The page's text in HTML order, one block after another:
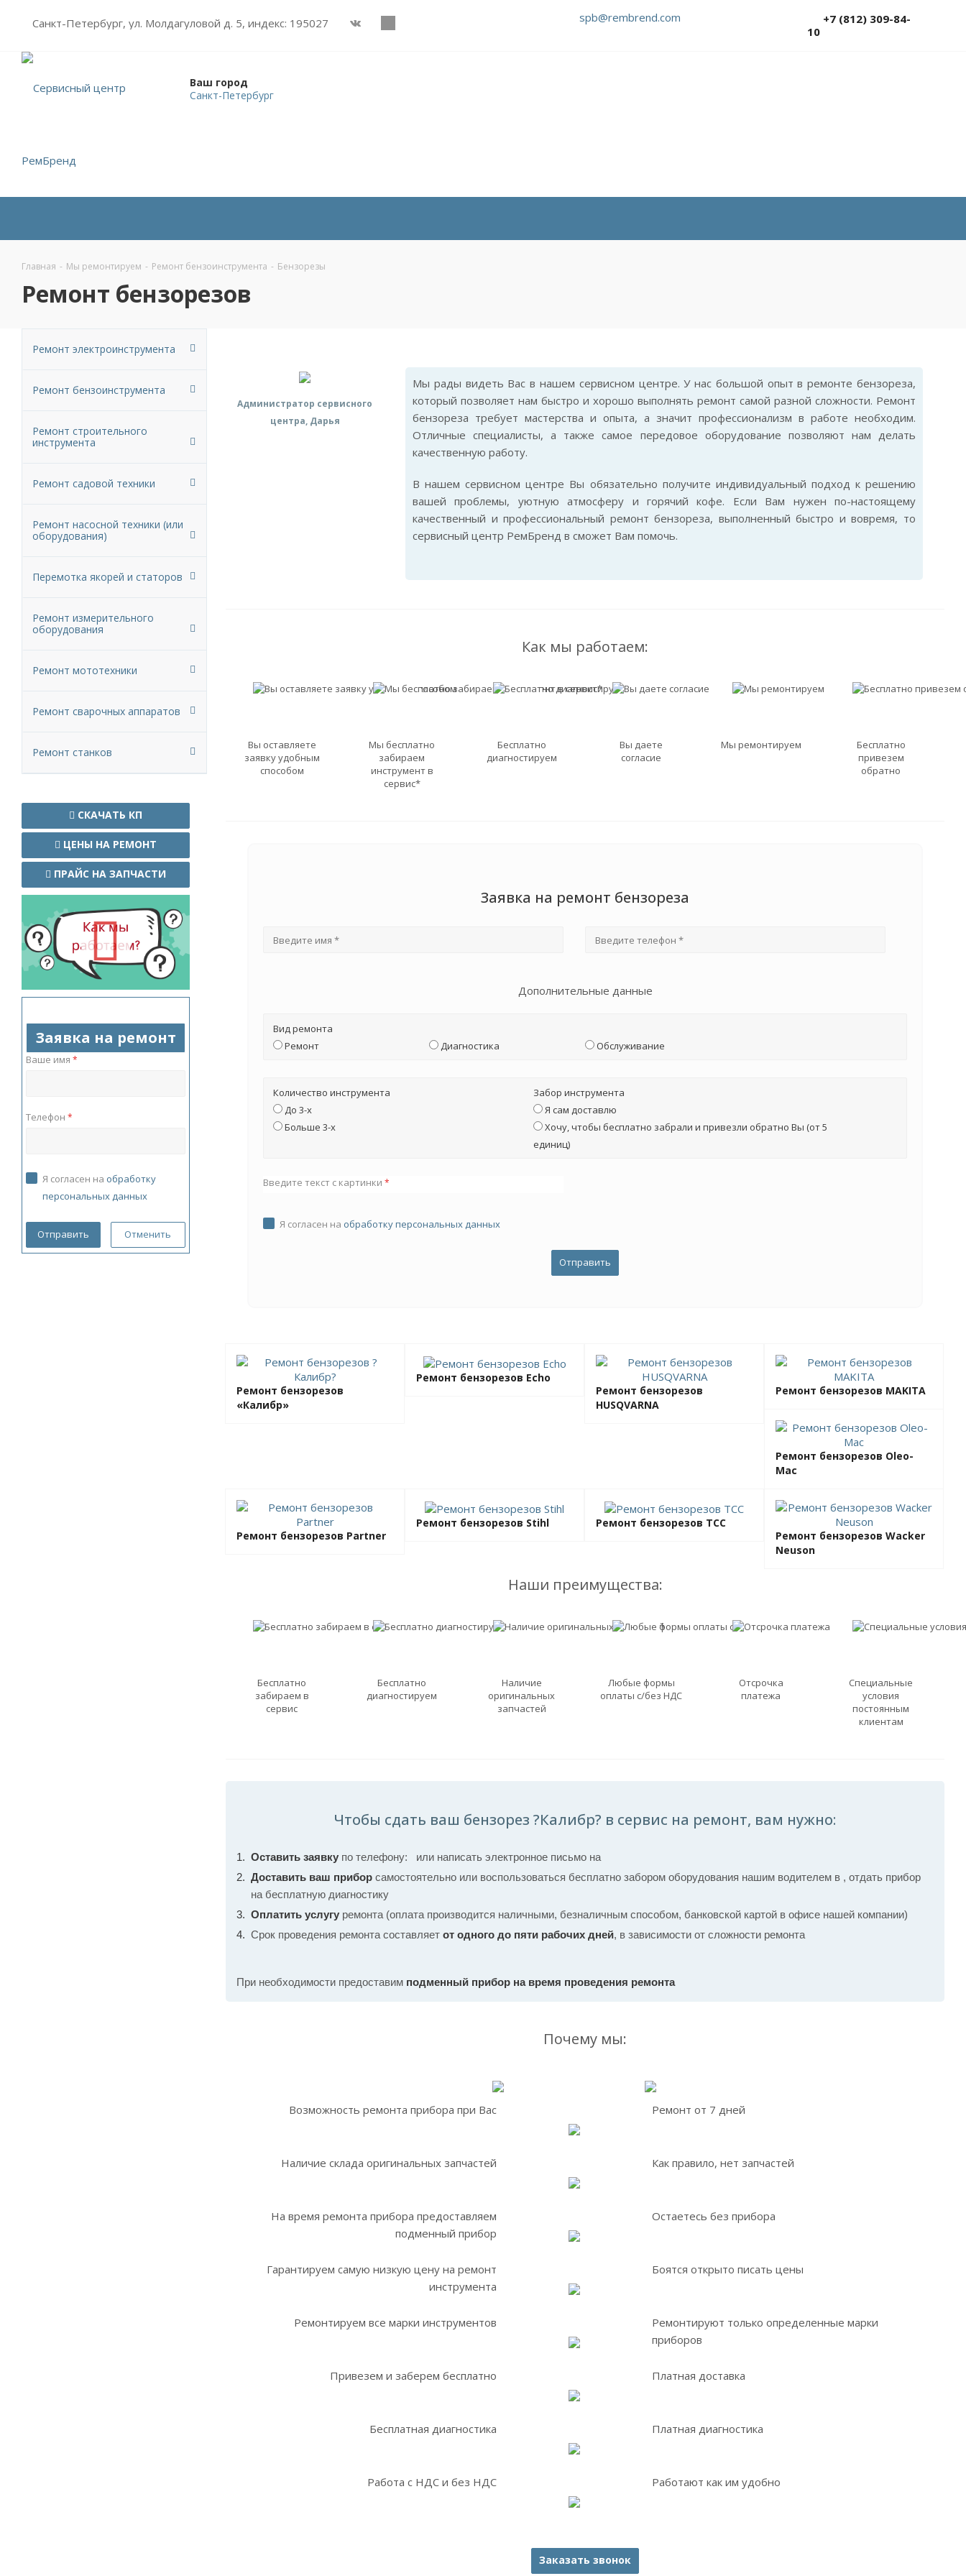
Санкт-Петербург, ул. Молдагуловой д. 5, индекс: 195027 spb@rembrend.com
+7 (812) 309-84-
10
Ваш город
Санкт-Петербург
Главная - Мы ремонтируем - Ремонт бензоинструмента - Бензорезы
Ремонт бензорезов
Администратор сервисного
центра, Дарья
Мы рады видеть Вас в нашем сервисном центре. У нас большой опыт в ремонте бензореза,
который позволяет нам быстро и хорошо выполнять ремонт самой разной сложности. Ремонт
бензореза требует мастерства и опыта, а значит профессионализм в работе необходим.
Отличные специалисты, а также самое передовое оборудование позволяют нам делать
качественную работу.
В нашем сервисном центре Вы обязательно получите индивидуальный подход к решению
вашей проблемы, уютную атмосферу и горячий кофе. Если Вам нужен по-настоящему
качественный и профессиональный ремонт бензореза, выполненный быстро и вовремя, то
сервисный центр РемБренд в сможет Вам помочь.
Как мы работаем:
Вы оставляете
заявку удобным
способом
Мы бесплатно
забираем
инструмент в
сервис*
Бесплатно
диагностируем
Вы даете
согласие
Мы ремонтируем
Бесплатно
привезем
обратно
Заявка на ремонт бензореза
Дополнительные данные
Вид ремонта
Ремонт
Диагностика Обслуживание
Количество инструмента
До 3-х
Больше 3-х
Забор инструмента
Я сам доставлю
Хочу, чтобы бесплатно забрали и привезли обратно Вы (от 5
единиц)
Введите текст с картинки *
Я согласен на обработку персональных данных
Ремонт бензорезов
«Калибр»
Ремонт бензорезов Echo
Ремонт бензорезов
HUSQVARNA
Ремонт бензорезов MAKITA
Ремонт бензорезов Oleo-
Mac
Ремонт бензорезов Partner
Ремонт бензорезов Stihl
Ремонт бензорезов TCC
Ремонт бензорезов Wacker
Neuson
Наши преимущества:
Бесплатно
забираем в
сервис
Бесплатно
диагностируем
Наличие
оригинальных
запчастей
Любые формы
оплаты с/без НДС
Отсрочка
платежа
Специальные
условия
постоянным
клиентам
Чтобы сдать ваш бензорез ?Калибр? в сервис на ремонт, вам нужно:
Оставить заявку по телефону:
или написать электронное письмо на
Доставить ваш прибор самостоятельно или воспользоваться бесплатно забором оборудования нашим водителем в , отдать прибор
на бесплатную диагностику
Оплатить услугу ремонта (оплата производится наличными, безналичным способом, банковской картой в офисе нашей компании)
Срок проведения ремонта составляет от одного до пяти рабочих дней, в зависимости от сложности ремонта
При необходимости предоставим подменный прибор на время проведения ремонта
Почему мы:
Возможность ремонта прибора при Вас
Наличие склада оригинальных запчастей
На время ремонта прибора предоставляем
подменный прибор
Гарантируем самую низкую цену на ремонт
инструмента
Ремонтируем все марки инструментов
Привезем и заберем бесплатно
Бесплатная диагностика
Работа с НДС и без НДС
Ремонт от 7 дней
Как правило, нет запчастей
Остаетесь без прибора
Боятся открыто писать цены
Ремонтируют только определенные марки
приборов
Платная доставка
Платная диагностика
Работают как им удобно
Заказать звонок
Ремонт электроинструмента
Ремонт бензоинструмента
Ремонт строительного
инструмента
Ремонт садовой техники
Ремонт насосной техники (или
оборудования)
Перемотка якорей и статоров
Ремонт измерительного
оборудования
Ремонт мототехники
Ремонт сварочных аппаратов
Ремонт станков
СКАЧАТЬ КП
ЦЕНЫ НА РЕМОНТ
ПРАЙС НА ЗАПЧАСТИ
Заявка на ремонт
Ваше имя *
Телефон *
Я согласен на обработку
персональных данных
Отменить